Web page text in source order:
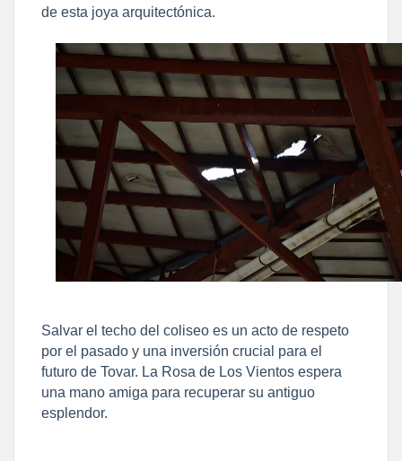
de esta joya arquitectónica.
Salvar el techo del coliseo es un acto de respeto
por el pasado y una inversión crucial para el
futuro de Tovar. La Rosa de Los Vientos espera
una mano amiga para recuperar su antiguo
esplendor.